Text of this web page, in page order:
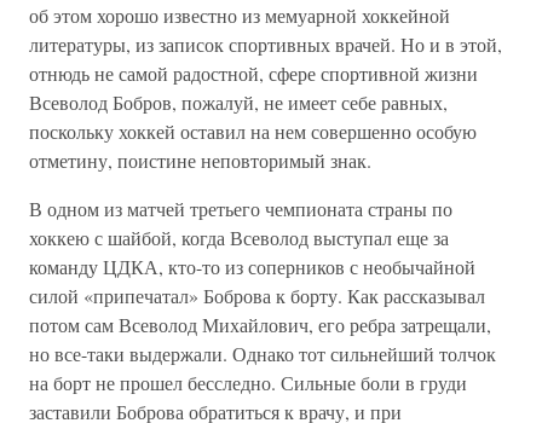
об этом хорошо известно из мемуарной хоккейной
литературы, из записок спортивных врачей. Но и в этой,
отнюдь не самой радостной, сфере спортивной жизни
Всеволод Бобров, пожалуй, не имеет себе равных,
поскольку хоккей оставил на нем совершенно особую
отметину, поистине неповторимый знак.
В одном из матчей третьего чемпионата страны по
хоккею с шайбой, когда Всеволод выступал еще за
команду ЦДКА, кто-то из соперников с необычайной
силой «припечатал» Боброва к борту. Как рассказывал
потом сам Всеволод Михайлович, его ребра затрещали,
но все-таки выдержали. Однако тот сильнейший толчок
на борт не прошел бесследно. Сильные боли в груди
заставили Боброва обратиться к врачу, и при